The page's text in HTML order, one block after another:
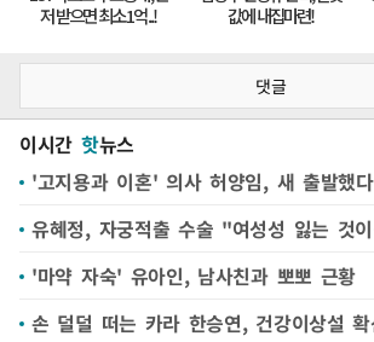
댓글
이시간 핫뉴스
'고지용과 이혼' 의사 허양임, 새 출발했다
유혜정, 자궁적출 수술 "여성성 잃는 것
'마약 자숙' 유아인, 남사친과 뽀뽀 근황
손 덜덜 떠는 카라 한승연, 건강이상설